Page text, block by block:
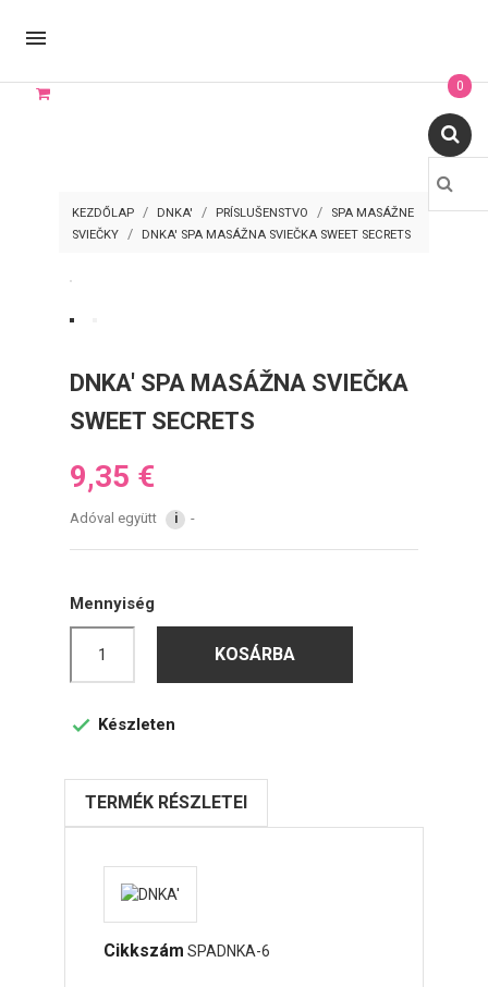

0
KEZDŐLAP DNKA' PRÍSLUŠENSTVO
SPA MASÁŽNE
SVIEČKY
DNKA' SPA MASÁŽNA SVIEČKA SWEET SECRETS
DNKA' SPA MASÁŽNA SVIEČKA
SWEET SECRETS
9,35 €
Adóval együtt i
Mennyiség
KOSÁRBA
 Készleten
TERMÉK RÉSZLETEI
Cikkszám SPADNKA-6